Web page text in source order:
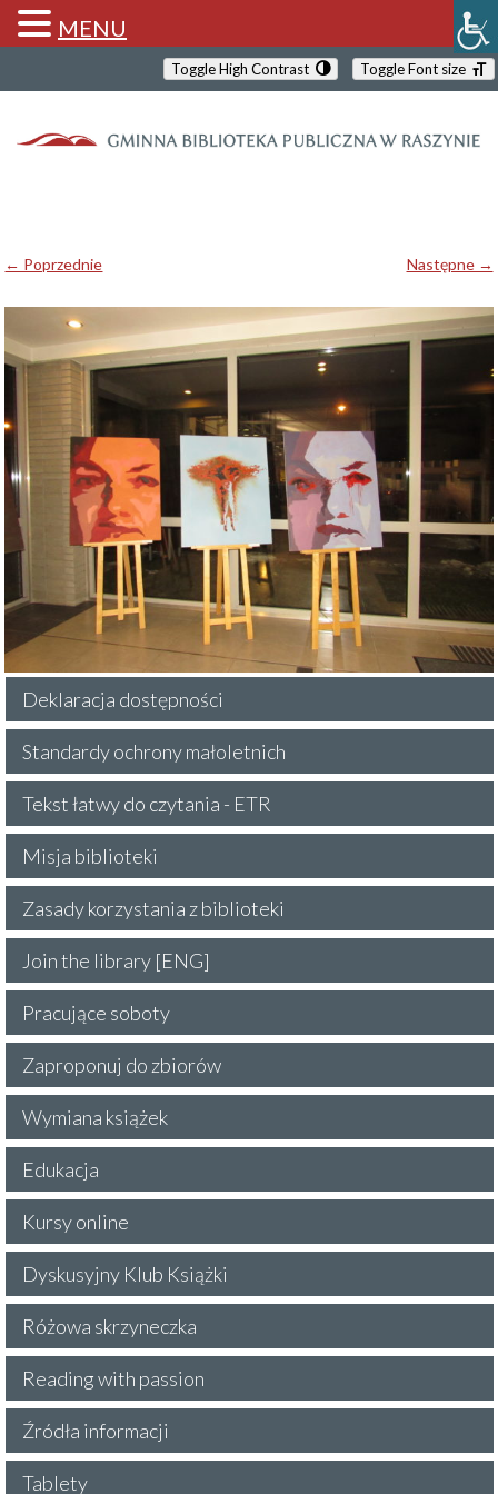
Toggle High Contrast Toggle Font size
← Poprzednie Następne →
Deklaracja dostępności
Standardy ochrony małoletnich
Tekst łatwy do czytania - ETR
Misja biblioteki
Zasady korzystania z biblioteki
Join the library [ENG]
Pracujące soboty
Zaproponuj do zbiorów
Wymiana książek
Edukacja
Kursy online
Dyskusyjny Klub Książki
Różowa skrzyneczka
Reading with passion
Źródła informacji
Tablety
MENU